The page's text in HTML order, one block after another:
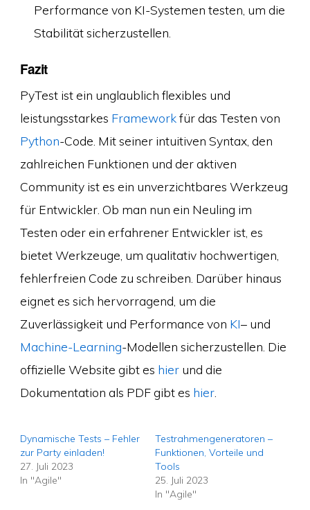
Performance von KI-Systemen testen, um die
Stabilität sicherzustellen.
Fazit
PyTest ist ein unglaublich flexibles und
leistungsstarkes Frameworkfür das Testen von
Python-Code. Mit seiner intuitiven Syntax, den
zahlreichen Funktionen und der aktiven
Community ist es ein unverzichtbares Werkzeug
für Entwickler. Ob man nun ein Neuling im
Testen oder ein erfahrener Entwickler ist, es
bietet Werkzeuge, um qualitativ hochwertigen,
fehlerfreien Code zu schreiben. Darüber hinaus
eignet es sich hervorragend, um die
Zuverlässigkeit und Performance von KI– und
Machine-Learning-Modellen sicherzustellen. Die
offizielle Website gibt es hierund die
Dokumentation als PDF gibt es hier.
Dynamische Tests – Fehler
zur Party einladen!
27. Juli 2023
In "Agile"
Testrahmengeneratoren –
Funktionen, Vorteile und
Tools
25. Juli 2023
In "Agile"